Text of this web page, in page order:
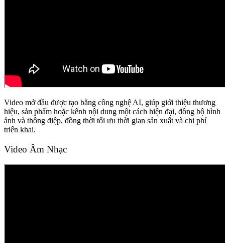
Video mở đầu được tạo bằng công nghệ AI, giúp giới thiệu thương
hiệu, sản phẩm hoặc kênh nội dung một cách hiện đại, đồng bộ hình
ảnh và thông điệp, đồng thời tối ưu thời gian sản xuất và chi phí
triển khai.
Video Âm Nhạc